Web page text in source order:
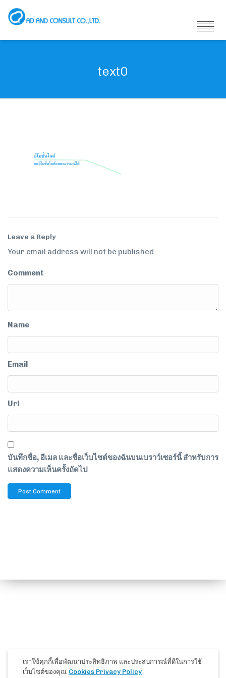
text0
Leave a Reply
Your email address will not be published.
Comment
Name
Email
Url
บันทึกชื่อ, อีเมล และชื่อเว็บไซต์ของฉันบนเบราว์เซอร์นี้ สำหรับการ
แสดงความเห็นครั้งถัดไป
เราใช้คุกกี้เพื่อพัฒนาประสิทธิภาพ และประสบการณ์ที่ดีในการใช้
เว็บไซต์ของคุณ Cookies Privacy Policy